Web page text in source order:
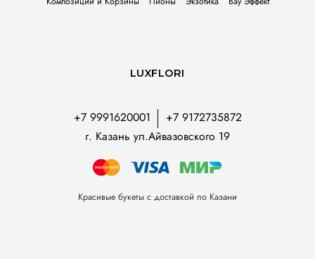
+7 9991620001
+7 9172735872
г. Казань ул.Айвазовского 19
LUXFLORI
Красивые букеты с доставкой по Казани